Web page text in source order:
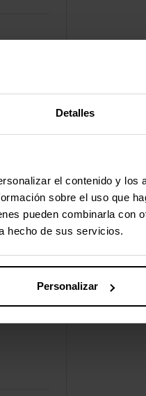
Detalles
el contenido y los
sobre el uso que
pueden combinarla con
hecho de sus servicios.
Personalizar